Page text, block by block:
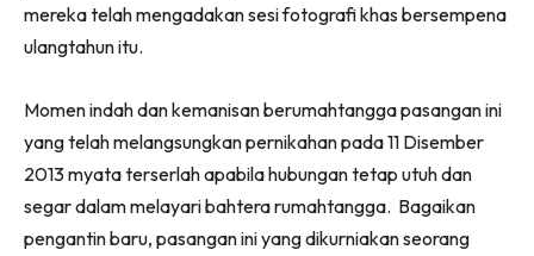
mereka telah mengadakan sesi fotografi khas bersempena
ulangtahun itu.
Momen indah dan kemanisan berumahtangga pasangan ini
yang telah melangsungkan pernikahan pada 11 Disember
2013 myata terserlah apabila hubungan tetap utuh dan
segar dalam melayari bahtera rumahtangga. Bagaikan
pengantin baru, pasangan ini yang dikurniakan seorang